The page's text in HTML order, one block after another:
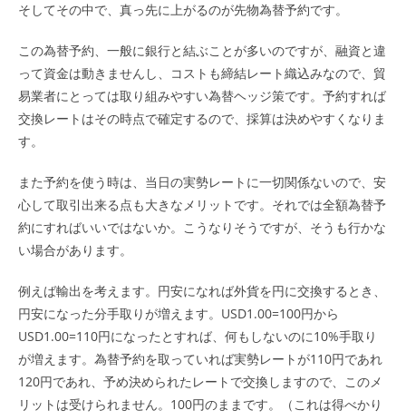
そしてその中で、真っ先に上がるのが先物為替予約です。
この為替予約、一般に銀行と結ぶことが多いのですが、融資と違
って資金は動きませんし、コストも締結レート織込みなので、貿
易業者にとっては取り組みやすい為替ヘッジ策です。予約すれば
交換レートはその時点で確定するので、採算は決めやすくなりま
す。
また予約を使う時は、当日の実勢レートに一切関係ないので、安
心して取引出来る点も大きなメリットです。それでは全額為替予
約にすればいいではないか。こうなりそうですが、そうも行かな
い場合があります。
例えば輸出を考えます。円安になれば外貨を円に交換するとき、
円安になった分手取りが増えます。USD1.00=100円から
USD1.00=110円になったとすれば、何もしないのに10%手取り
が増えます。為替予約を取っていれば実勢レートが110円であれ
120円であれ、予め決められたレートで交換しますので、このメ
リットは受けられません。100円のままです。（これは得べかり